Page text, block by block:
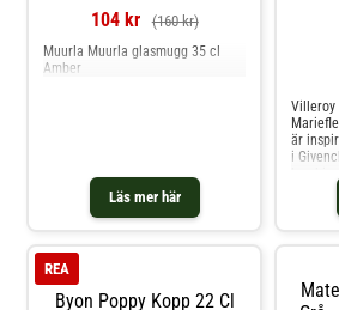
104 kr (160 kr)
Läs mer här
Muurla Muurla glasmugg 35 cl
Amber
Villeroy
är
i
och
serie
Byon Poppy Kopp 22 Cl
REA